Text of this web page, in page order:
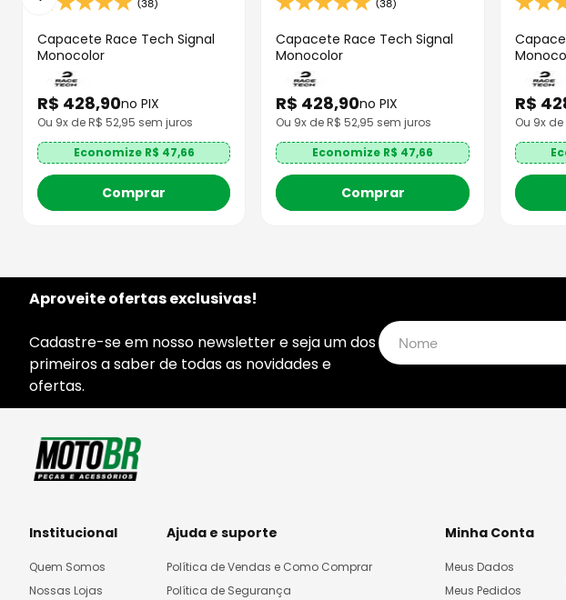
(38)
Capacete Race Tech Signal
Monocolor
R$ 428,90no PIX
Ou 9x de R$ 52,95 sem juros
Economize R$ 47,66
Comprar
(38)
Capacete Race Tech Signal
Monocolor
R$ 428,90no PIX
Ou 9x de R$52,95 sem juros
Economize R$ 47,66
Comprar
R$
Ou 9x de
Aproveite ofertas exclusivas!
Cadastre-se em nosso newsletter e seja um dos
primeiros a saber de todas as novidades e
ofertas.
Institucional
Quem Somos
Nossas Lojas
Ajuda e suporte
Política de Vendas e Como Comprar
Política de Segurança
Minha Conta
Meus Dados
Meus Pedidos